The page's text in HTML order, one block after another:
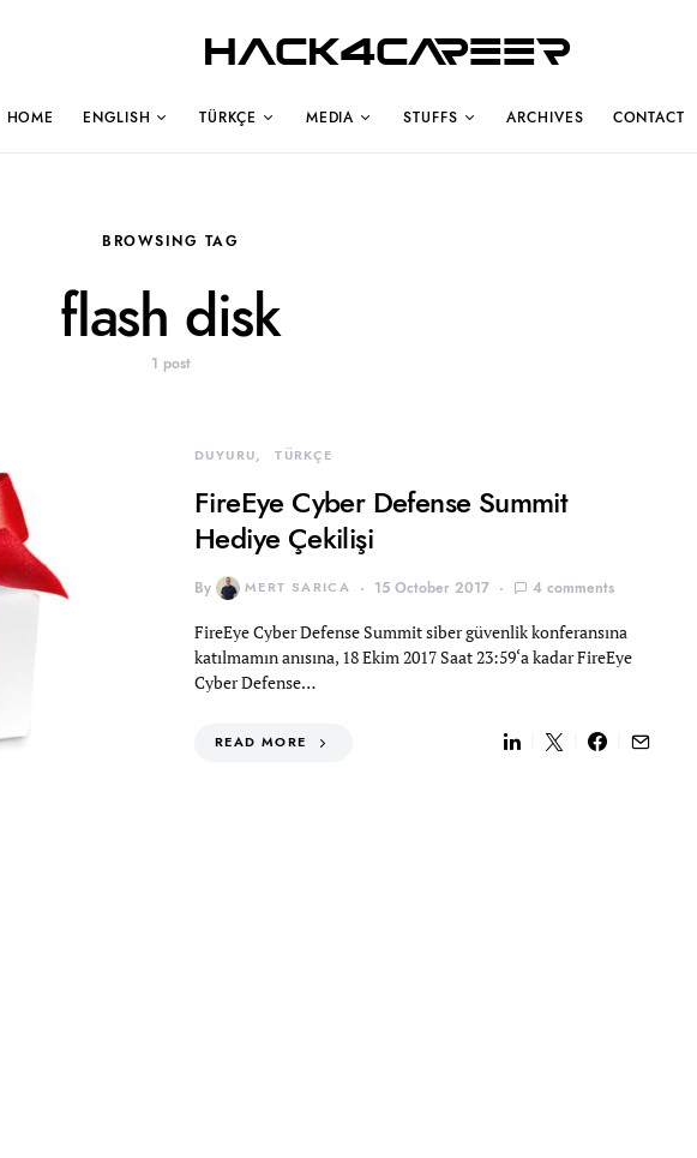
Hack4Career
HOME ENGLISH TÜRKÇE MEDIA STUFFS ARCHIVES CONTACT
BROWSING TAG
flash disk
1 post
DUYURU TÜRKÇE
FireEye Cyber Defense Summit
Hediye Çekilişi
By MERT SARICA 15 October 2017 4 comments
FireEye Cyber Defense Summit siber güvenlik konferansına
katılmamın anısına, 18 Ekim 2017 Saat 23:59‘a kadar FireEye
Cyber Defense…
READ MORE